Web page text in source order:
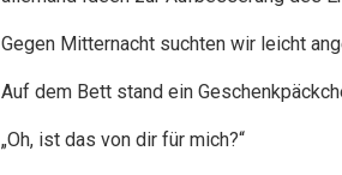
Gegen Mitternacht suchten wir leicht
Auf dem Bett stand ein
„Oh, ist das von dir für mich?“